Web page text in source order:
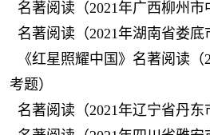
名著阅读（2021年广西柳州市
名著阅读（2021年湖南省娄底
《红星照耀中国》名著阅读
考题）
名著阅读（2021年辽宁省丹东